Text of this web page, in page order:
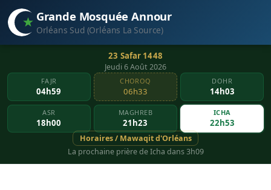
Grande Mosquée Annour
Orléans Sud (Orléans La Source)
23 Safar 1448
Jeudi 6 Août 2026
FAJR
04h59
CHOROQ
06h33
DOHR
14h03
ASR
18h00
MAGHREB
21h23
ICHA
22h53
Horaires / Mawaqit d'Orléans
La prochaine prière de Icha dans 3h09